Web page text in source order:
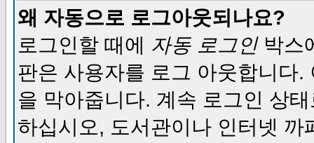
왜 자동으로 로그아웃되나요?
로그인할 때에 자동 로그인박스
판은 사용자를 로그 아웃합니다
을 막아줍니다. 계속 로그인 상
하십시오, 도서관이나 인터넷